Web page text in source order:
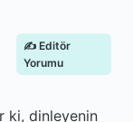
✍️ Editör
Yorumu
ki, dinleyenin